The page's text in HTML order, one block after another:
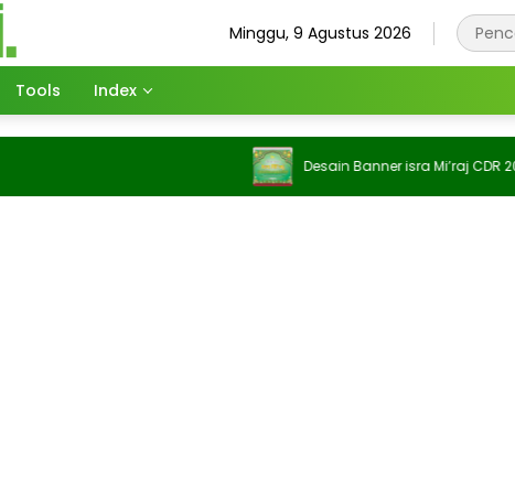
Minggu, 9 Agustus 2026
Tools Index
Desain Banner isra Mi’raj CDR 2026